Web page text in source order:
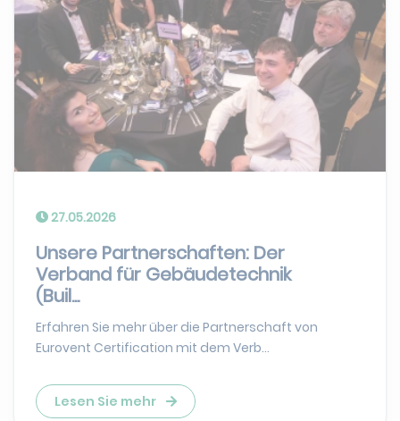
27.05.2026
Unsere Partnerschaften: Der
Verband für Gebäudetechnik
(Buil...
Erfahren Sie mehr über die Partnerschaft von
Eurovent Certification mit dem Verb...
Lesen Sie mehr